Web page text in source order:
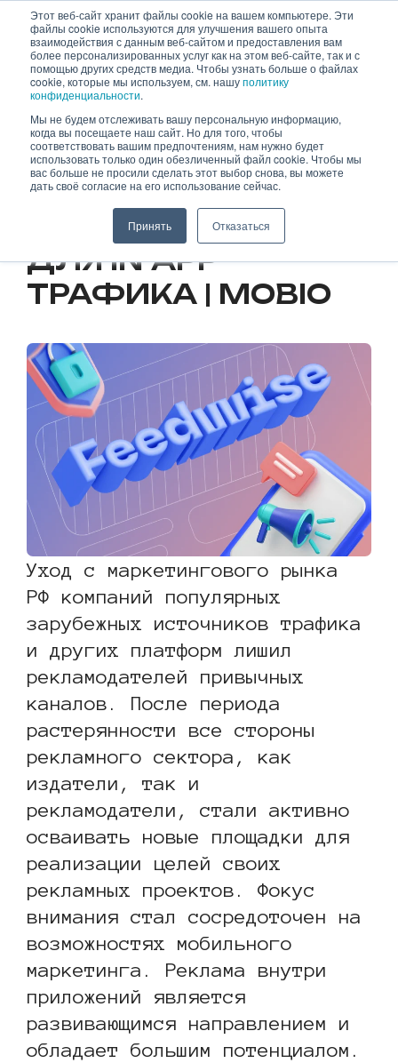
Этот веб-сайт хранит файлы cookie на вашем компьютере. Эти
файлы cookie используются для улучшения вашего опыта
взаимодействия с данным веб-сайтом и предоставления вам
более персонализированных услуг как на этом веб-сайте, так и с
помощью других средств медиа. Чтобы узнать больше о файлах
cookie, которые мы используем, см. нашуполитику
конфиденциальности.
Мы не будем отслеживать вашу персональную информацию,
когда вы посещаете наш сайт. Но для того, чтобы
соответствовать вашим предпочтениям, нам нужно будет
использовать только один обезличенный файл cookie. Чтобы мы
вас больше не просили сделать этот выбор снова, вы можете
дать своё согласие на его использование сейчас.
Принять Отказаться
Skip
content
27.09.2023
FEEDWISE —
ГОТОВОЕ РЕШЕНИЕ
ДЛЯ IN-APP
ТРАФИКА | MOBIO
Уход с маркетингового рынка
РФ компаний популярных
зарубежных источников трафика
и других платформ лишил
рекламодателей привычных
каналов. После периода
растерянности все стороны
рекламного сектора, как
издатели, так и
рекламодатели, стали активно
осваивать новые площадки для
реализации целей своих
рекламных проектов. Фокус
внимания стал сосредоточен на
возможностях мобильного
маркетинга. Реклама внутри
приложений является
развивающимся направлением и
обладает большим потенциалом.